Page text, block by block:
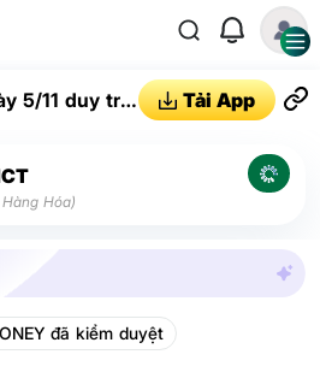
5/11 duy trì
định
Tải App
Hóa)
đã kiểm duyệt